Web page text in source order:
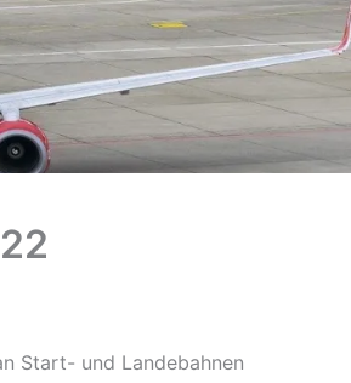
Start- und Landebahnen